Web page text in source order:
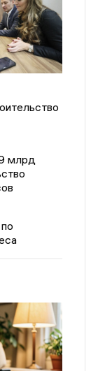
млрд